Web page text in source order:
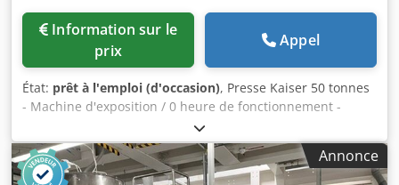
prix
Appel
État: prêt à l'emploi (d'occasion), Presse Kaiser 50 tonnes
- Machine d'exposition / 0 heure de fonctionnement -
Entraînement électro-hydraulique - Commande : pédales
et boutons-poussoirs sur le panneau de commande - Force
de pression max. : 50 tonnes - Puissance absorbée : 0,75
kW - Tension : 230 V - Largeur du châssis : 930 mm -
Annonce